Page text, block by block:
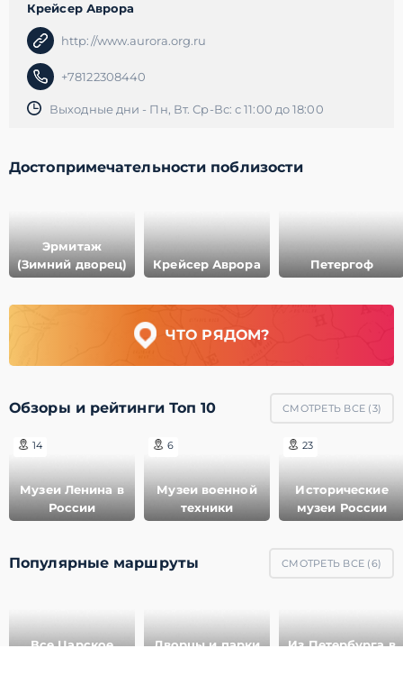
Крейсер Аврора
http://www.aurora.org.ru
+78122308440
Выходные дни - Пн, Вт. Ср-Вс: с 11:00 до 18:00
Достопримечательности поблизости
Эрмитаж
(Зимний дворец)
Крейсер Аврора Петергоф
ЧТО РЯДОМ?
Обзоры и рейтинги Топ 10 СМОТРЕТЬ ВСЕ (3)
14
Музеи Ленина в
России
6
Музеи военной
техники
23
Исторические
музеи России
Популярные маршруты СМОТРЕТЬ ВСЕ (6)
Все Царское
Дворцы и парки
Из Петербурга в